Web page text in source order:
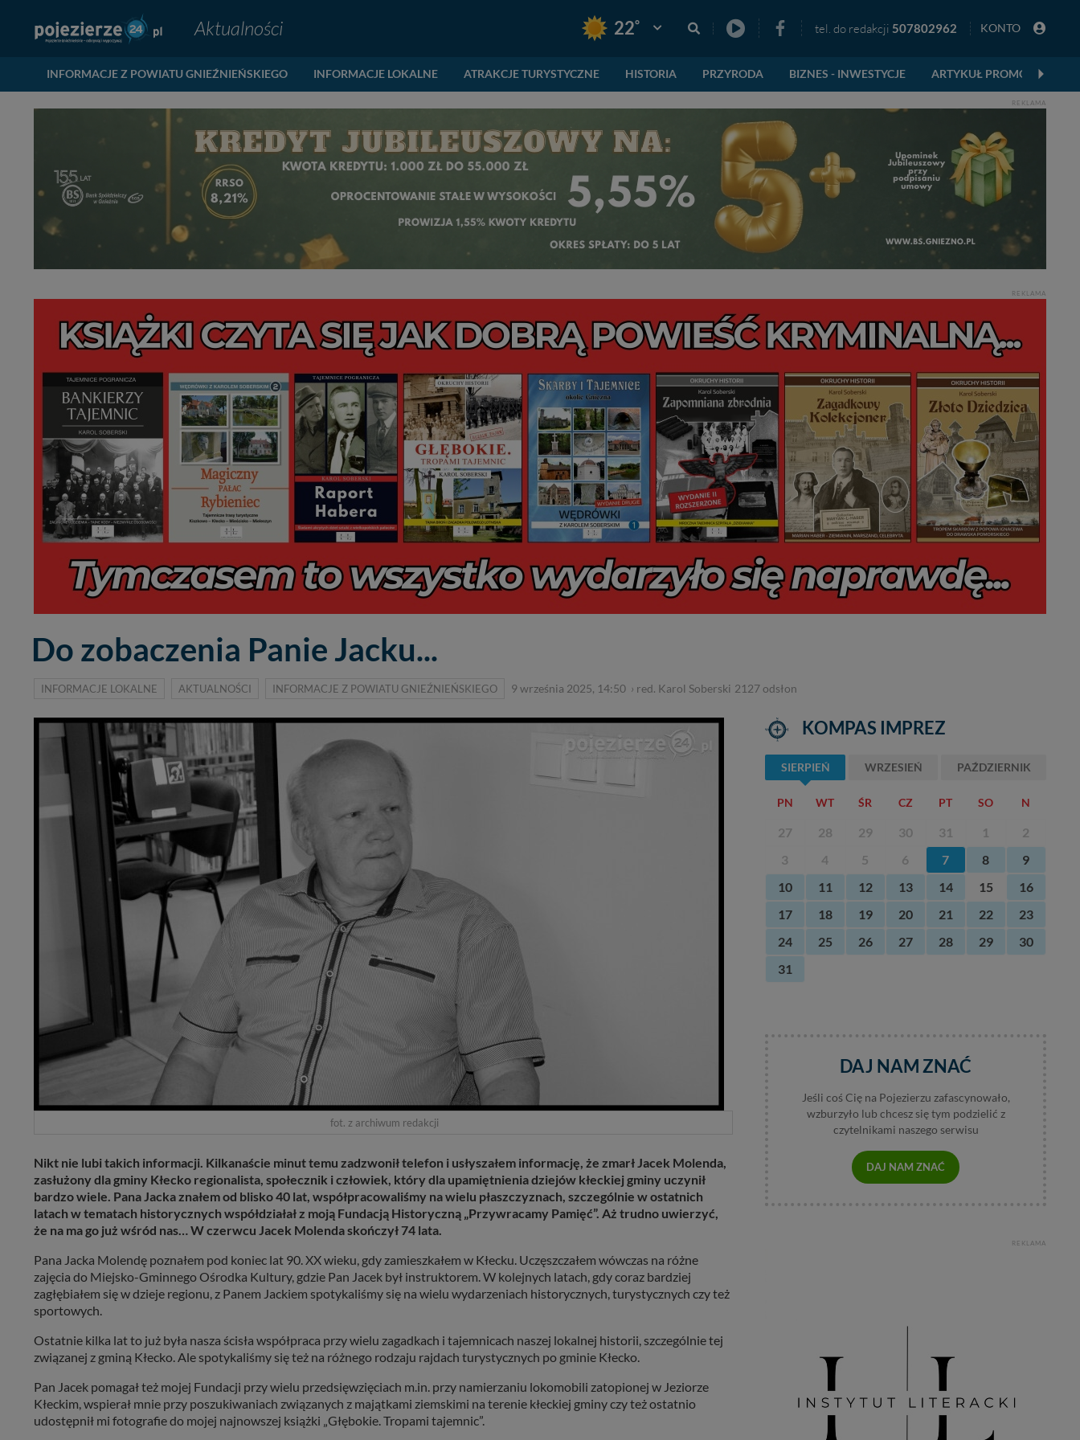
Aktualności 22° Pogoda: Gniezno tel. do redakcji 507802962 KONTO
INFORMACJE Z POWIATU GNIEŹNIEŃSKIEGO INFORMACJE LOKALNE ATRAKCJE TURYSTYCZNE HISTORIA PRZYRODA BIZNES - INWESTYCJE ARTYKUŁ PROMOCYJNY
REKLAMA
REKLAMA
Do zobaczenia Panie Jacku...
INFORMACJE LOKALNE AKTUALNOŚCI INFORMACJE Z POWIATU GNIEŹNIEŃSKIEGO 9 września 2025, 14:50 › red. Karol Soberski 2127 odsłon
fot. z archiwum redakcji
Nikt nie lubi takich informacji. Kilkanaście minut temu zadzwonił telefon i usłyszałem informację, że zmarł Jacek Molenda,
zasłużony dla gminy Kłecko regionalista, społecznik i człowiek, który dla upamiętnienia dziejów kłeckiej gminy uczynił
bardzo wiele. Pana Jacka znałem od blisko 40 lat, współpracowaliśmy na wielu płaszczyznach, szczególnie w ostatnich
latach w tematach historycznych współdziałał z moją Fundacją Historyczną „Przywracamy Pamięć”. Aż trudno uwierzyć,
że na ma go już wśród nas… W czerwcu Jacek Molenda skończył 74 lata.
Pana Jacka Molendę poznałem pod koniec lat 90. XX wieku, gdy zamieszkałem w Kłecku. Uczęszczałem wówczas na różne
zajęcia do Miejsko-Gminnego Ośrodka Kultury, gdzie Pan Jacek był instruktorem. W kolejnych latach, gdy coraz bardziej
zagłębiałem się w dzieje regionu, z Panem Jackiem spotykaliśmy się na wielu wydarzeniach historycznych, turystycznych czy też
sportowych.
Ostatnie kilka lat to już była nasza ścisła współpraca przy wielu zagadkach i tajemnicach naszej lokalnej historii, szczególnie tej
związanej z gminą Kłecko. Ale spotykaliśmy się też na różnego rodzaju rajdach turystycznych po gminie Kłecko.
Pan Jacek pomagał też mojej Fundacji przy wielu przedsięwzięciach m.in. przy namierzaniu lokomobili zatopionej w Jeziorze
Kłeckim, wspierał mnie przy poszukiwaniach związanych z majątkami ziemskimi na terenie kłeckiej gminy czy też ostatnio
udostępnił mi fotografie do mojej najnowszej książki „Głębokie. Tropami tajemnic”.
KOMPAS IMPREZ
SIERPIEŃ WRZESIEŃ PAŹDZIERNIK
PN WT ŚR CZ PT SO N
27 28 29 30 31 1
2
3
4 5 6 7 8
9
10
11 12 13 14 15
16
17
18 19 20 21 22
23
24
25 26 27 28 29
30
31
DAJ NAM ZNAĆ
Jeśli coś Cię na Pojezierzu zafascynowało,
wzburzyło lub chcesz się tym podzielić z
czytelnikami naszego serwisu
DAJ NAM ZNAĆ
REKLAMA